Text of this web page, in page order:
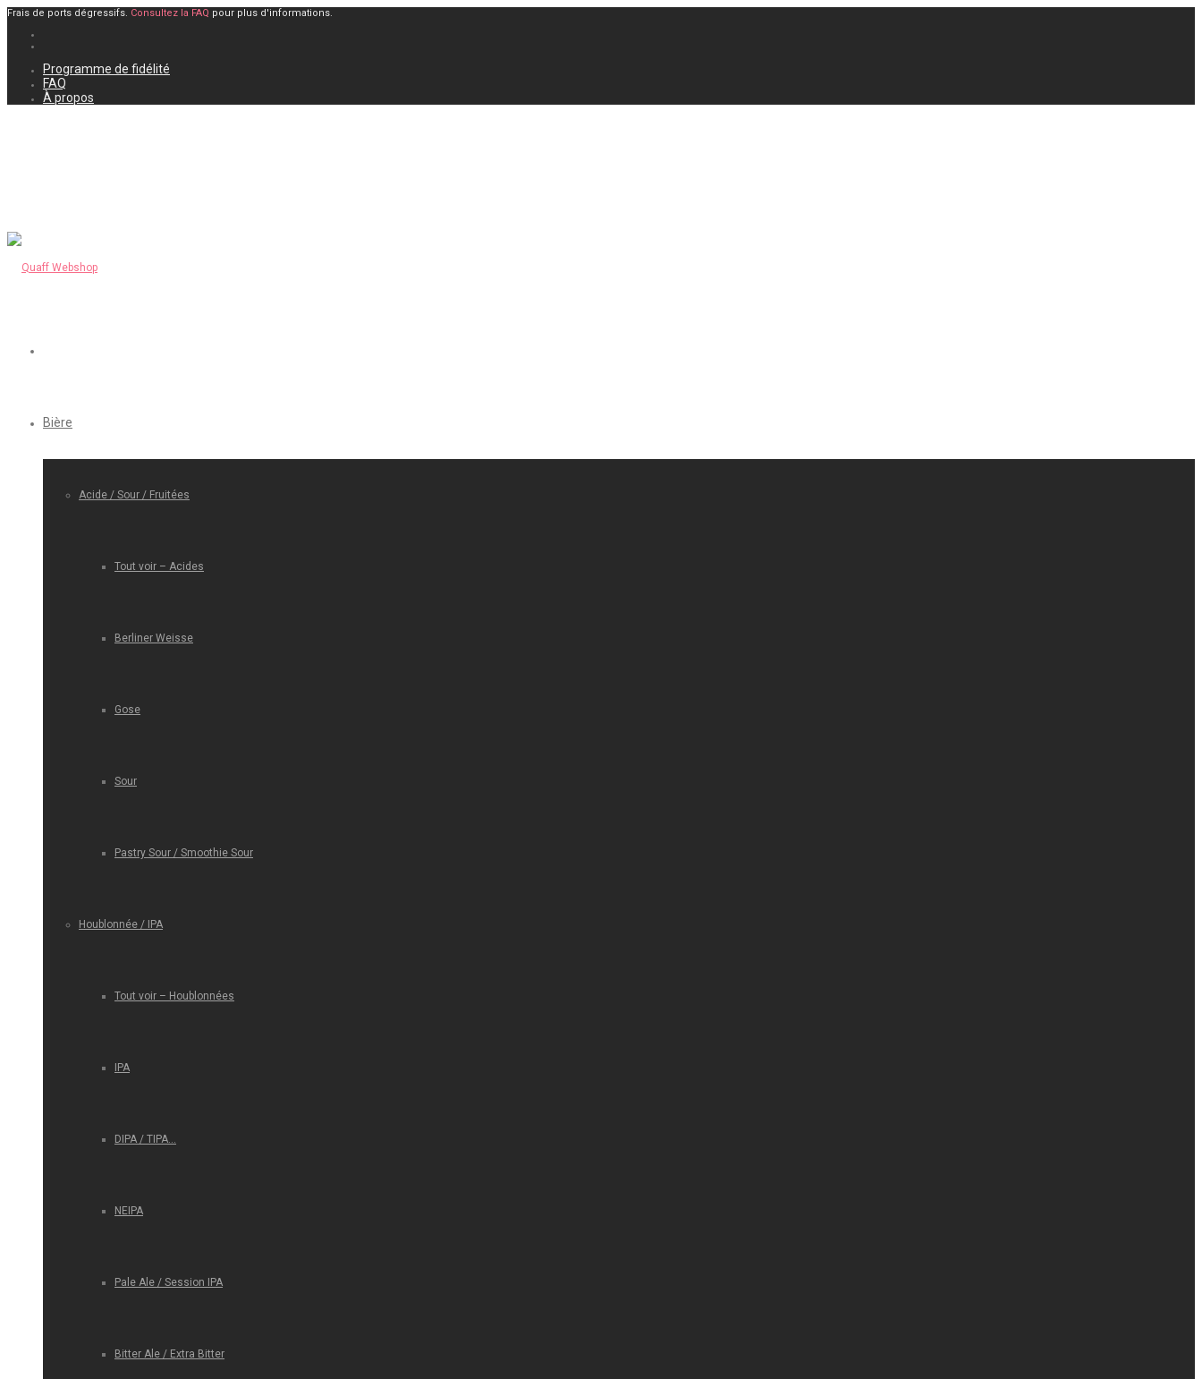
Frais de ports dégressifs. Consultez la FAQ pour plus d'informations.
Programme de fidélité
FAQ
À propos
Bière
Acide / Sour / Fruitées
Tout voir – Acides
Berliner Weisse
Gose
Sour
Pastry Sour / Smoothie Sour
Houblonnée / IPA
Tout voir – Houblonnées
IPA
DIPA / TIPA…
NEIPA
Pale Ale / Session IPA
Bitter Ale / Extra Bitter